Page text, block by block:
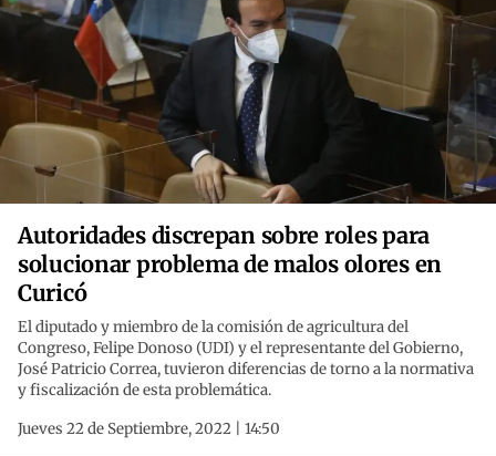
Autoridades discrepan sobre roles para
solucionar problema de malos olores en
Curicó
El diputado y miembro de la comisión de agricultura del
Congreso, Felipe Donoso (UDI) y el representante del Gobierno,
José Patricio Correa, tuvieron diferencias de torno a la normativa
y fiscalización de esta problemática.
Jueves 22 de Septiembre, 2022 | 14:50